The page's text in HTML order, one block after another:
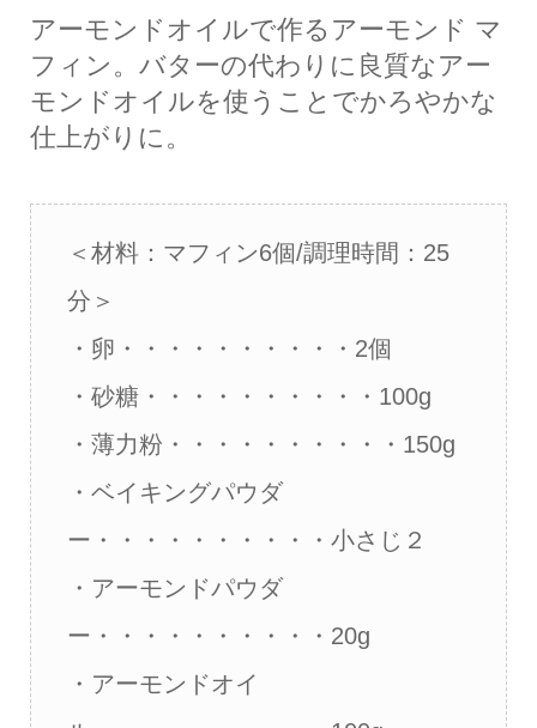
アーモンドオイルで作るアーモンド マ
フィン。バターの代わりに良質なアー
モンドオイルを使うことでかろやかな
仕上がりに。
＜材料：マフィン6個/調理時間：25
分＞
・卵・・・・・・・・・・2個
・砂糖・・・・・・・・・・100g
・薄力粉・・・・・・・・・・150g
・ベイキングパウダ
ー・・・・・・・・・・小さじ２
・アーモンドパウダ
ー・・・・・・・・・・20g
・アーモンドオイ